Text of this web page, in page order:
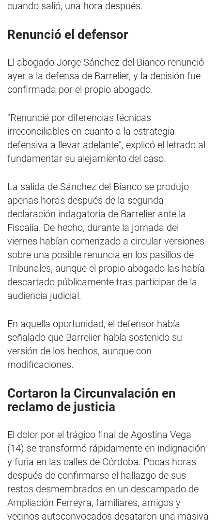
cuando salió, una hora después.
Renunció el defensor
El abogado Jorge Sánchez del Bianco renunció
ayer a la defensa de Barrelier, y la decisión fue
confirmada por el propio abogado.
"Renuncié por diferencias técnicas
irreconciliables en cuanto a la estrategia
defensiva a llevar adelante", explicó el letrado al
fundamentar su alejamiento del caso.
La salida de Sánchez del Bianco se produjo
apenas horas después de la segunda
declaración indagatoria de Barrelier ante la
Fiscalía. De hecho, durante la jornada del
viernes habían comenzado a circular versiones
sobre una posible renuncia en los pasillos de
Tribunales, aunque el propio abogado las había
descartado públicamente tras participar de la
audiencia judicial.
En aquella oportunidad, el defensor había
señalado que Barrelier había sostenido su
versión de los hechos, aunque con
modificaciones.
Cortaron la Circunvalación en
reclamo de justicia
El dolor por el trágico final de Agostina Vega
(14) se transformó rápidamente en indignación
y furia en las calles de Córdoba. Pocas horas
después de confirmarse el hallazgo de sus
restos desmembrados en un descampado de
Ampliación Ferreyra, familiares, amigos y
vecinos autoconvocados desataron una masiva